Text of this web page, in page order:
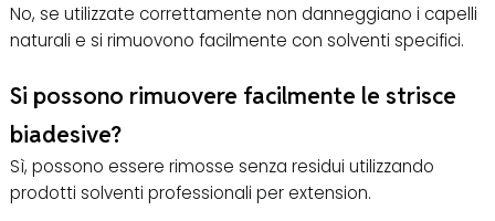
No, se utilizzate correttamente non danneggiano i capelli
naturali e si rimuovono facilmente con solventi specifici.
Si possono rimuovere facilmente le strisce
biadesive?
Sì, possono essere rimosse senza residui utilizzando
prodotti solventi professionali per extension.